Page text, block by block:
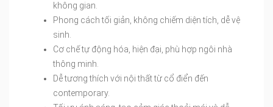
không gian.
Phong cách tối giản, không chiếm diện tích, dễ vệ
sinh.
Cơ chế tự động hóa, hiện đại, phù hợp ngôi nhà
thông minh.
Dễ tương thích với nội thất từ cổ điển đến
contemporary.